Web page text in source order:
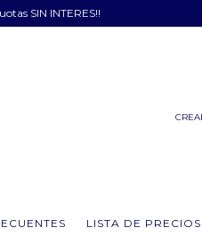
SIN INTERES!!
LISTA DE PRECIOS